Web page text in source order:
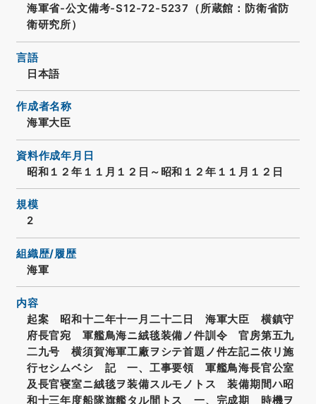
海軍省-公文備考-S12-72-5237（所蔵館：防衛省防
衛研究所）
言語
日本語
作成者名称
海軍大臣
資料作成年月日
昭和１２年１１月１２日～昭和１２年１１月１２日
規模
2
組織歴/履歴
海軍
内容
起案 昭和十二年十一月二十二日 海軍大臣 横鎮守
府長官宛 軍艦鳥海ニ絨毯装備ノ件訓令 官房第五九
二九号 横須賀海軍工廠ヲシテ首題ノ件左記ニ依リ施
行セシムベシ 記 一、工事要領 軍艦鳥海長官公室
及長官寝室ニ絨毯ヲ装備スルモノトス 装備期間ハ昭
和十三年度船隊旗艦タル間トス 一、完成期 時機ヲ